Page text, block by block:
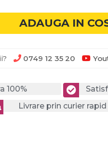
ADAUGA IN
0749 12 35 20
100%
Livrare prin curier rapid